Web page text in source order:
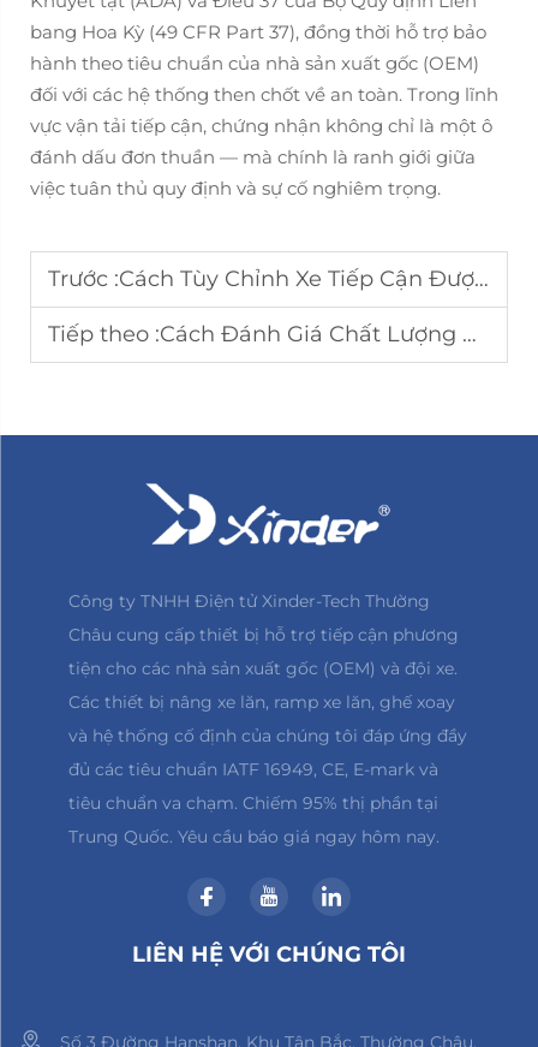
bang Hoa Kỳ (49 CFR Part 37), đồng thời hỗ trợ bảo
hành theo tiêu chuẩn của nhà sản xuất gốc (OEM)
đối với các hệ thống then chốt về an toàn. Trong lĩnh
vực vận tải tiếp cận, chứng nhận không chỉ là một ô
đánh dấu đơn thuần — mà chính là ranh giới giữa
việc tuân thủ quy định và sự cố nghiêm trọng.
Trước :Cách Tùy Chỉnh Xe Tiếp Cận Được Cho Các Nhu Cầu Cá Nhân
Tiếp theo :Cách Đánh Giá Chất Lượng Của Một Xe Tiếp Cận Được Trước Khi Mua
Công ty TNHH Điện tử Xinder-Tech Thường
Châu cung cấp thiết bị hỗ trợ tiếp cận phương
tiện cho các nhà sản xuất gốc (OEM) và đội xe.
Các thiết bị nâng xe lăn, ramp xe lăn, ghế xoay
và hệ thống cố định của chúng tôi đáp ứng đầy
đủ các tiêu chuẩn IATF 16949, CE, E-mark và
tiêu chuẩn va chạm. Chiếm 95% thị phần tại
Trung Quốc. Yêu cầu báo giá ngay hôm nay.
LIÊN HỆ VỚI CHÚNG TÔI
Số 3 Đường Hanshan, Khu Tân Bắc, Thường Châu,